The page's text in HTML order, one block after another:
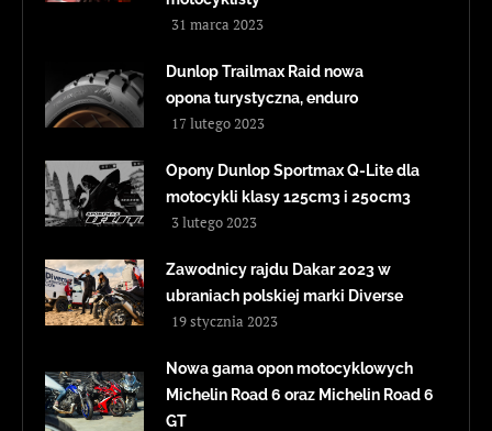
31 marca 2023
Dunlop Trailmax Raid nowa
opona turystyczna, enduro
17 lutego 2023
Opony Dunlop Sportmax Q-Lite dla
motocykli klasy 125cm3 i 250cm3
3 lutego 2023
Zawodnicy rajdu Dakar 2023 w
ubraniach polskiej marki Diverse
19 stycznia 2023
Nowa gama opon motocyklowych
Michelin Road 6 oraz Michelin Road 6
GT